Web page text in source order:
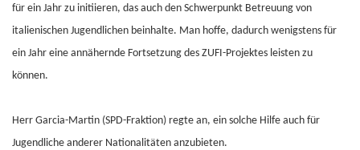
für ein Jahr zu initiieren, das auch den Schwerpunkt Betreuung von
italienischen Jugendlichen beinhalte. Man hoffe, dadurch wenigstens für
ein Jahr eine annähernde Fortsetzung des ZUFI-Projektes leisten zu
können.
Herr Garcia-Martin (SPD-Fraktion) regte an, ein solche Hilfe auch für
Jugendliche anderer Nationalitäten anzubieten.